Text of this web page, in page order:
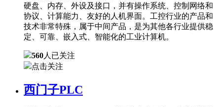
硬盘、内存、外设及接口，并有操作系统、控制网络和
协议、计算能力、友好的人机界面。工控行业的产品和
技术非常特殊，属于中间产品，是为其他各行业提供稳
定、可靠、嵌入式、智能化的工业计算机。
560人已关注
点击关注
西门子PLC